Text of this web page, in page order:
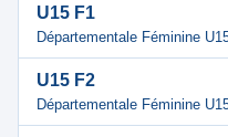
U15 F1
Départementale Féminine
U15 F2
Départementale Féminine